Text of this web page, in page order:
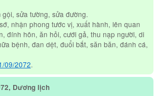
sửa tường, sửa đường.
nhận phong tước vị, xuất hành, lên quan
đính hôn, ăn hỏi, cưới gả, thu nạp người, di
bệnh, đan dệt, đuổi bắt, săn băn, đánh cá,
09/2072.
Dương lịch